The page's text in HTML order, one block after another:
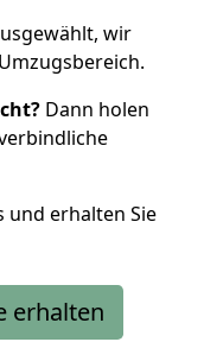
wir
Dann holen
und erhalten Sie
erhalten